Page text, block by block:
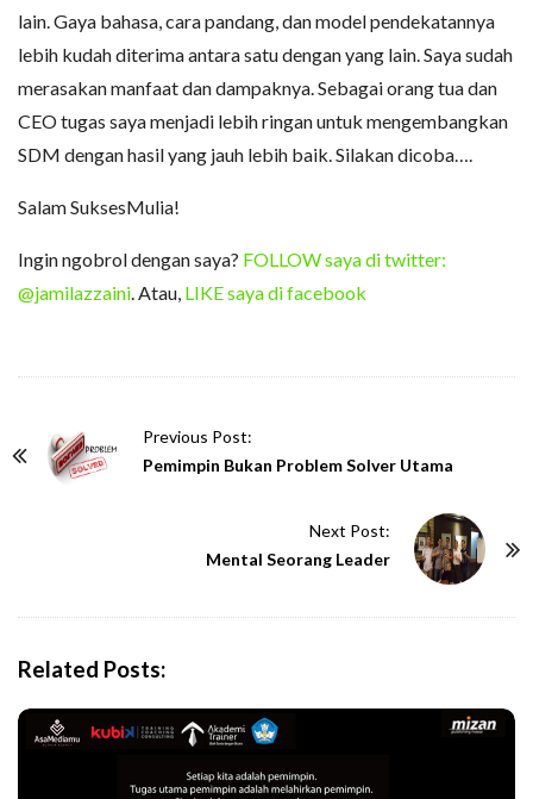
lain. Gaya bahasa, cara pandang, dan model pendekatannya
lebih kudah diterima antara satu dengan yang lain. Saya sudah
merasakan manfaat dan dampaknya. Sebagai orang tua dan
CEO tugas saya menjadi lebih ringan untuk mengembangkan
SDM dengan hasil yang jauh lebih baik. Silakan dicoba….
Salam SuksesMulia!
Ingin ngobrol dengan saya? FOLLOW saya di twitter:
@jamilazzaini . Atau, LIKE saya di facebook
Previous Post:
Pemimpin Bukan Problem Solver Utama
Next Post:
Mental Seorang Leader
Related Posts: